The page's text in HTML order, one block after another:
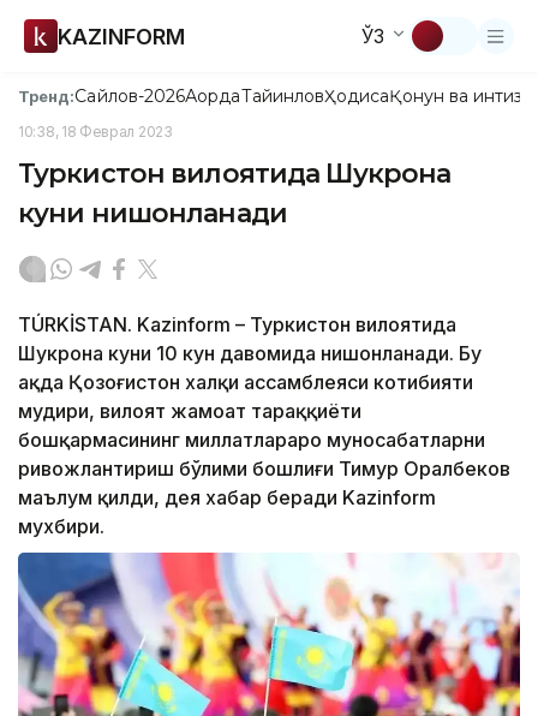
KAZINFORM ЎЗ
Тренд:Сайлов-2026АқордаТайинловҲодисаҚонун ва
10:38, 18 Феврал 2023
Туркистон вилоятида Шукрона
куни нишонланади
TÚRKİSTAN. Kazinform – Туркистон вилоятида
Шукрона куни 10 кун давомида нишонланади. Бу
ҳақда Қозоғистон халқи ассамблеяси котибияти
мудири, вилоят жамоат тараққиёти
бошқармасининг миллатлараро муносабатларни
ривожлантириш бўлими бошлиғи Тимур Оралбеков
маълум қилди, дея хабар беради Kazinform
мухбири.